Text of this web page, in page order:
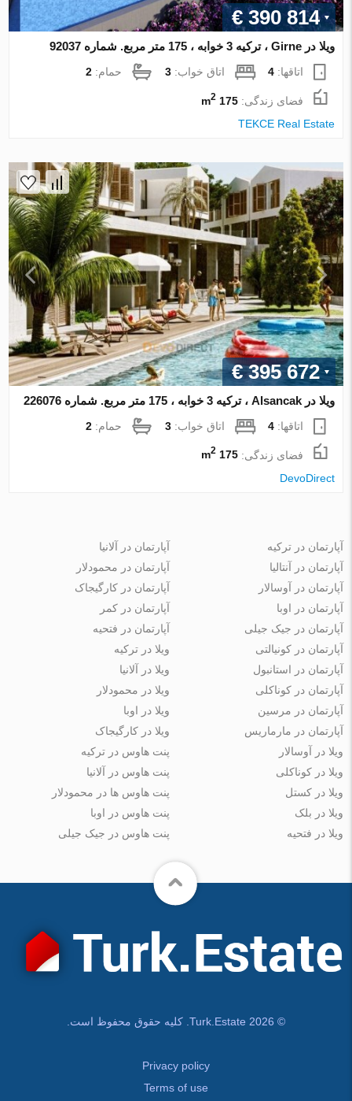
€ 390 814
ویلا در Girne ، ترکیه 3 خوابه ، 175 متر مربع. شماره 92037
اتاقها:4 اتاق خواب:3 حمام:2
فضای زندگی:175 m
2
TEKCE Real Estate
€ 395 672
ویلا در Alsancak ، ترکیه 3 خوابه ، 175 متر مربع. شماره 226076
اتاقها:4 اتاق خواب:3 حمام:2
فضای زندگی:175 m
2
DevoDirect
آپارتمان در ترکیه
آپارتمان در آنتالیا
آپارتمان در آوسالار
آپارتمان در اوبا
آپارتمان در جیک جیلی
آپارتمان در آلانیا
آپارتمان در محمودلار
آپارتمان در کارگیجاک
آپارتمان در کمر
آپارتمان در فتحیه
آپارتمان در کونیالتی
آپارتمان در استانبول
آپارتمان در کوناکلی
آپارتمان در مرسین
آپارتمان در مارماریس
ویلا در ترکیه
ویلا در آلانیا
ویلا در محمودلار
ویلا در اوبا
ویلا در کارگیجاک
ویلا در آوسالار
ویلا در کوناکلی
ویلا در کستل
ویلا در بلک
ویلا در فتحیه
پنت هاوس در ترکیه
پنت هاوس در آلانیا
پنت هاوس ها در محمودلار
پنت هاوس در اوبا
پنت هاوس در جیک جیلی
© Turk.Estate 2026. کلیه حقوق محفوظ است.
Privacy policy
Terms of use